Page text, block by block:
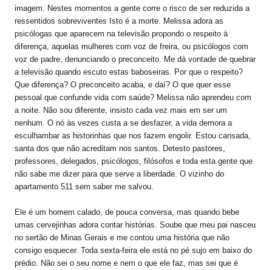
imagem. Nestes momentos a gente corre o risco de ser reduzida a
ressentidos sobreviventes Isto é a morte. Melissa adora as
psicólogas que aparecem na televisão propondo o respeito à
diferença, aquelas mulheres com voz de freira, ou psicólogos com
voz de padre, denunciando o preconceito. Me dá vontade de quebrar
a televisão quando escuto estas baboseiras. Por que o respeito?
Que diferença? O preconceito acaba, e daí? O que quer esse
pessoal que confunde vida com saúde? Melissa não aprendeu com
a noite. Não sou diferente, insisto cada vez mais em ser um
nenhum. O nó às vezes custa a se desfazer, a vida demora a
esculhambar as historinhas que nos fazem engolir. Estou cansada,
santa dos que não acreditam nos santos. Detesto pastores,
professores, delegados, psicólogos, filósofos e toda esta gente que
não sabe me dizer para que serve a liberdade. O vizinho do
apartamento 511 sem saber me salvou.
Ele é um homem calado, de pouca conversa, mas quando bebe
umas cervejinhas adora contar histórias. Soube que meu pai nasceu
no sertão de Minas Gerais e me contou uma história que não
consigo esquecer. Toda sexta-feira ele está no pé sujo em baixo do
prédio. Não sei o seu nome e nem o que ele faz, mas sei que é